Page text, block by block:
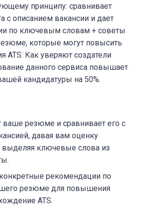
принципу: сравнивает
с описанием вакансии и дает
по ключевым словам + советы
которые могут повысить
ATS. Как уверяют создатели
данного сервиса повышает
кандидатуры на 50%.
ваше резюме и сравнивает его с
давая вам оценку
выделяя ключевые слова из
рекомендации по
резюме для повышения
ATS.